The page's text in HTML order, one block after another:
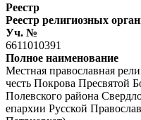
Реестр
Реестр религиозных
Уч. №
6611010391
Полное наименование
Местная православная
честь Покрова Пресвятой
Полевского района
епархии Русской